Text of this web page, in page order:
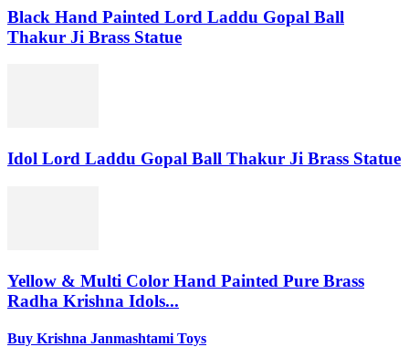
Black Hand Painted Lord Laddu Gopal Ball
Thakur Ji Brass Statue
Idol Lord Laddu Gopal Ball Thakur Ji Brass Statue
Yellow & Multi Color Hand Painted Pure Brass
Radha Krishna Idols...
Buy Krishna Janmashtami Toys